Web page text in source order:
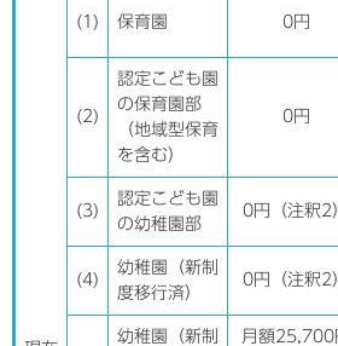
(1) 保育園 0円
(2)
認定こども園
の保育園部
（地域型保育
を含む）
0円
(3)
認定こども園
の幼稚園部
0円（注釈2
(4)
幼稚園（新制
度移行済）
0円（注釈2
幼稚園（新制
月額25,700